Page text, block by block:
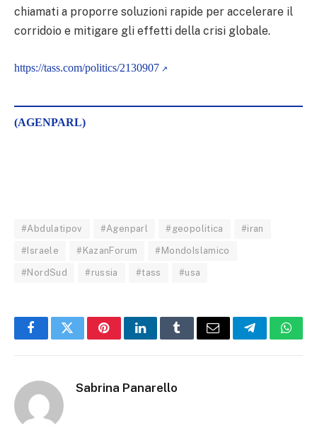
chiamati a proporre soluzioni rapide per accelerare il
corridoio e mitigare gli effetti della crisi globale.
https://tass.com/politics/2130907
(AGENPARL)
#Abdulatipov #Agenparl #geopolitica #iran
#Israele #KazanForum #MondoIslamico
#NordSud #russia #tass #usa
FacebookTwitterPinterestLinkedInTumblrEmail Telegram
Sabrina Panarello